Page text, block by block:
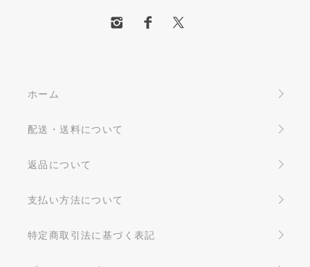
ホーム
配送・送料について
返品について
支払い方法について
特定商取引法に基づく表記